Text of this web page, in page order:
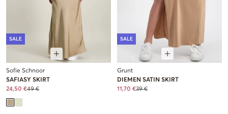
SALE
Sofie Schnoor
SAFIASY SKIRT
24,50 €49 €
SALE
Grunt
DIEMEN SATIN SKIRT
11,70 €39 €